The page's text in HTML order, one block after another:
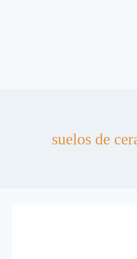
suelos de